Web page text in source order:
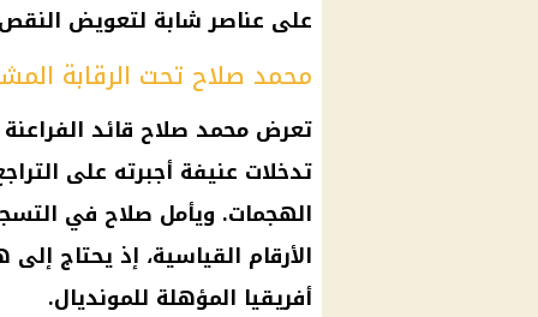
على عناصر شابة لتعويض
محمد صلاح تحت الرقابة
تعرض محمد صلاح قائد
تدخلات عنيفة أجبرته على
الهجمات. ويأمل صلاح في
الأرقام القياسية، إذ يحتاج
أفريقيا المؤهلة للمونديال.